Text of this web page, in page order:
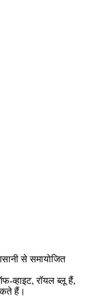
से समायोजित
व्हाइट, रॉयल ब्लू हैं,
हैं।